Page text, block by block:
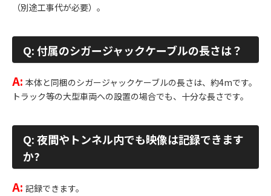
（別途工事代が必要）。
Q: 付属のシガージャックケーブルの長さは？
A: 本体と同梱のシガージャックケーブルの長さは、約4mです。
トラック等の大型車両への設置の場合でも、十分な長さです。
Q: 夜間やトンネル内でも映像は記録できます
か?
A: 記録できます。